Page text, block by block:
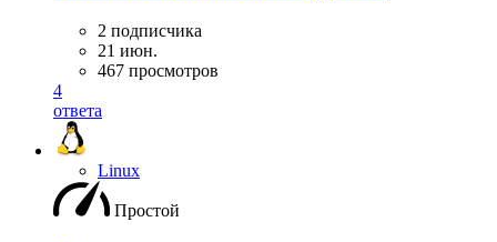
2 подписчика
21 июн.
467 просмотров
4
ответа
Linux
Простой